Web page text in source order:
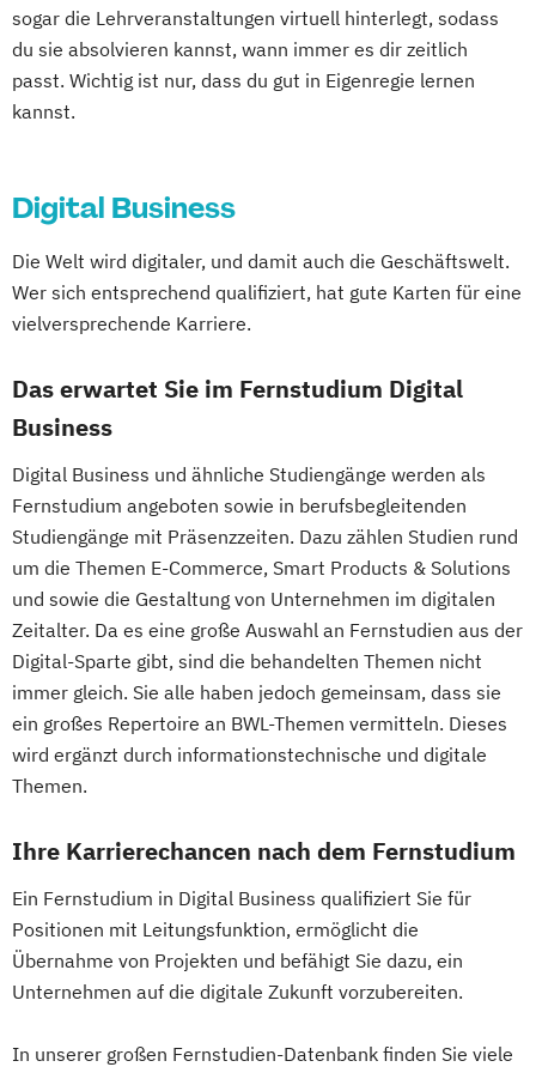
Personalpsychologie und Human Resource
Management
Pflege
Psychologie Pädagogik
Soziale Arbeit
Soziale Arbeit im Online-Abendstudium
Sustainability Management
Therapiewissenschaften - Physiotherapie
UX & Service Design UX-Design
Wirtschaftsingenieurwesen
Wirtschaftsingenieurwesen und
Maschinenbau
Wirtschaftspsychologie & Künstliche
Intelligenz
Wirtschaftspsychologie & Leadership
Wirtschaftspsychologie (DE/EN))
Wirtschaftspsychologie im Online-
Wirtschaftsrecht
Game Development
Gestaltung interaktiver Systeme
IT-Sicherheit Industriedesign
(M. Sc.)
Kommunikationsdesign
Kunststofftechnik
Lebensmittelverfahrenstechnik
Maschinenbau
Maschinenbau (M. Eng.) 3 oder 4 Semester
Materials Science
Mathematik für Studierende
wirtschaftswissenschaftlicher Fächer
Mechatronik
Mechatronik (M. Eng.) 3 oder 4 Semester
Mediengestaltung
Medizintechnik (B. Eng.)/(B. Sc.)
Nachhaltiges Design
Nationale und internationale Zertifizierung
und Produktkennzeichnung
Professional Software Engineering
Prozesssimulation in der
Verfahrenstechnik
Regenerative Energietechnik
Technikfolgen­abschätzung
Technische Informatik
IT-Management
Informatik
Intercultural Management
Logistikmanagement
Nachhaltigkeitsmanagement
Personalmanagement und Corporate
Learning
Planung logistischer Netzwerke
Politikwissenschaft und Management
Psychologie Psychologie (Abendstudium)
Psychologie mit Schwerpunkt Arbeits-
Organisations- und Wirtschaftspsychologie
Psychologie mit Schwerpunkt
Gesundheitspsychologie
Psychologie mit Schwerpunkt Klinische
Psychologie und Psychologische Beratung
Psychologie mit Schwerpunkt
Pädagogische Psychologie
Sozialmanagement
Strategy & Leadership Taxation
Accounting Finance
UX Design & Management
Wirtschaftspsychologie
Wirtschaftsrecht
Pharmamanagement und
Pharmaproduktion
Physiotherapie Psychologie
Technische Redaktion und
Tourismusmanagement
Wirtschaftsinformatik
Business
Wirtschaftsrecht mit internationalen
Aspekten
sogar die Lehrveranstaltungen virtuell hinterlegt, sodass
du sie absolvieren kannst, wann immer es dir zeitlich
passt. Wichtig ist nur, dass du gut in Eigenregie lernen
kannst.
Digital Business
Die Welt wird digitaler, und damit auch die Geschäftswelt.
Wer sich entsprechend qualifiziert, hat gute Karten für eine
vielversprechende Karriere.
Das erwartet Sie im Fernstudium Digital
Business
Digital Business und ähnliche Studiengänge werden als
Fernstudium angeboten sowie in berufsbegleitenden
Studiengänge mit Präsenzzeiten. Dazu zählen Studien rund
um die Themen E-Commerce, Smart Products & Solutions
und sowie die Gestaltung von Unternehmen im digitalen
Zeitalter. Da es eine große Auswahl an Fernstudien aus der
Digital-Sparte gibt, sind die behandelten Themen nicht
immer gleich. Sie alle haben jedoch gemeinsam, dass sie
ein großes Repertoire an BWL-Themen vermitteln. Dieses
wird ergänzt durch informationstechnische und digitale
Themen.
Ihre Karrierechancen nach dem Fernstudium
Ein Fernstudium in Digital Business qualifiziert Sie für
Positionen mit Leitungsfunktion, ermöglicht die
Übernahme von Projekten und befähigt Sie dazu, ein
Unternehmen auf die digitale Zukunft vorzubereiten.
In unserer großen Fernstudien-Datenbank finden Sie viele